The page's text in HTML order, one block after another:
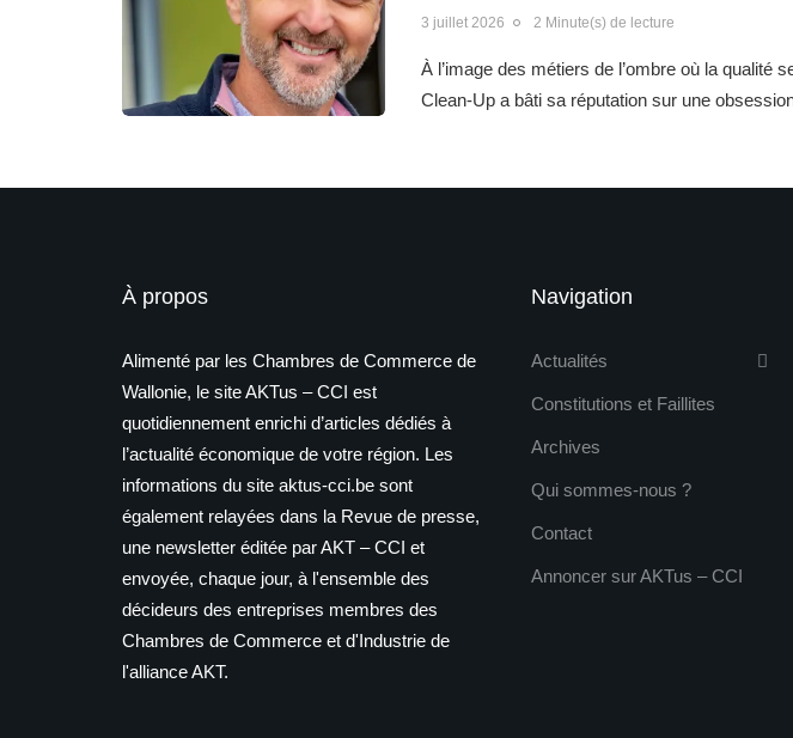
3 juillet 2026 2 Minute(s) de lecture
À l’image des métiers de l’ombre où la qualité
Clean-Up a bâti sa réputation sur une
À propos
Alimenté par les Chambres de Commerce de
Wallonie, le site AKTus – CCI est
quotidiennement enrichi d’articles dédiés à
l’actualité économique de votre région. Les
informations du site aktus-cci.be sont
également relayées dans la Revue de presse,
une newsletter éditée par AKT – CCI et
envoyée, chaque jour, à l'ensemble des
décideurs des entreprises membres des
Chambres de Commerce et d'Industrie de
l'alliance AKT.
Navigation
Actualités
Constitutions et Faillites
Archives
Qui sommes-nous ?
Contact
Annoncer sur AKTus – CCI